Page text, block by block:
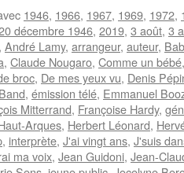
1946, 1966, 1967, 1969, 1972,
décembre 1946, 2019, 3 août, 3
, André Lamy, arrangeur, auteur,
, Claude Nougaro, Comme un bébé
broc, De mes yeux vu, Denis
, émission télé, Emmanuel
Mitterrand, Françoise Hardy,
Arques, Herbert Léonard,
, interprète, J'ai vingt ans, J'suis
ma voix, Jean Guidoni, Jean-